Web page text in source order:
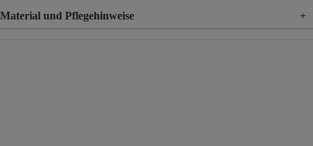
Material und Pflegehinweise +